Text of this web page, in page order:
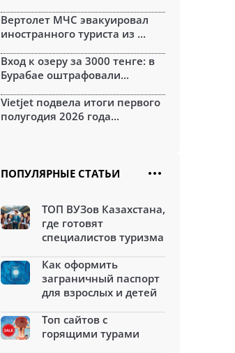
Вертолет МЧС эвакуировал
иностранного туриста из ...
Вход к озеру за 3000 тенге: в
Бурабае оштрафовали...
Vietjet подвела итоги первого
полугодия 2026 года...
ПОПУЛЯРНЫЕ СТАТЬИ
ТОП ВУЗов Казахстана,
где готовят
специалистов туризма
Как оформить
заграничный паспорт
для взрослых и детей
Топ сайтов с
горящими турами